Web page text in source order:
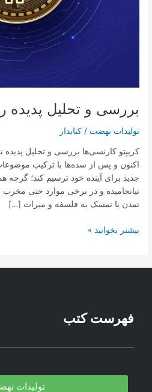
بررسی و تحلیل پدیده
تولیدات نهضت /کتابدار
کریپتو کارنسی‌ها بررسی و تحلیل
اکنون و پس از سده‌ها با ترکیب
جدید برای آینده خود ترسیم کند؛ گرچه
نیانجامیده و در برخی موارد حتی مخرب
تمدن با تمسک به فلسفه و میراث […]
بیشتر بخوانید »
فهرست کتب
تولیدات